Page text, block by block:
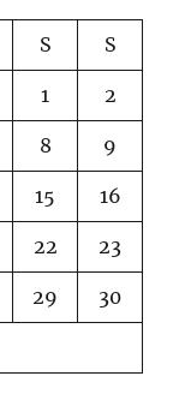
S S
1 2
8 9
15 16
22 23
29 30